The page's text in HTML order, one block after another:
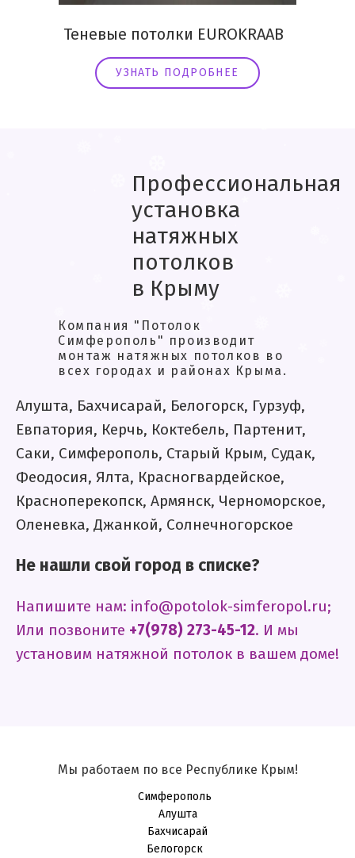
Теневые потолки EUROKRAAB
УЗНАТЬ ПОДРОБНЕЕ
*
*
❅
❄
❄
❅
❅
❄
*
❆
.
❆
Профессиональная
установка
натяжных
потолков
в Крыму
Компания "Потолок
Симферополь" производит
монтаж натяжных потолков во
всех городах и районах Крыма.
Алушта, Бахчисарай, Белогорск, Гурзуф,
Евпатория, Керчь, Коктебель, Партенит,
Саки, Симферополь, Старый Крым, Судак,
Феодосия, Ялта, Красногвардейское,
Красноперекопск, Армянск, Черноморское,
Оленевка, Джанкой, Солнечногорское
Не нашли свой город в списке?
Напишите нам: info@potolok-simferopol.ru;
Или позвоните +7(978) 273-45-12. И мы
установим натяжной потолок в вашем доме!
Мы работаем по все Республике Крым!
Симферополь
Алушта
Бахчисарай
Белогорск